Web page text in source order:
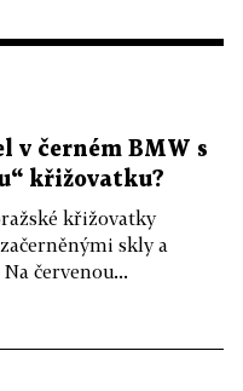
v černém BMW s
křižovatku?
křižovatky
skly a
červenou...